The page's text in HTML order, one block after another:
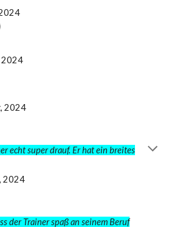
2024
, 2024
echt super drauf. Er hat ein breites
2024
der Trainer spaß an seinem Beruf